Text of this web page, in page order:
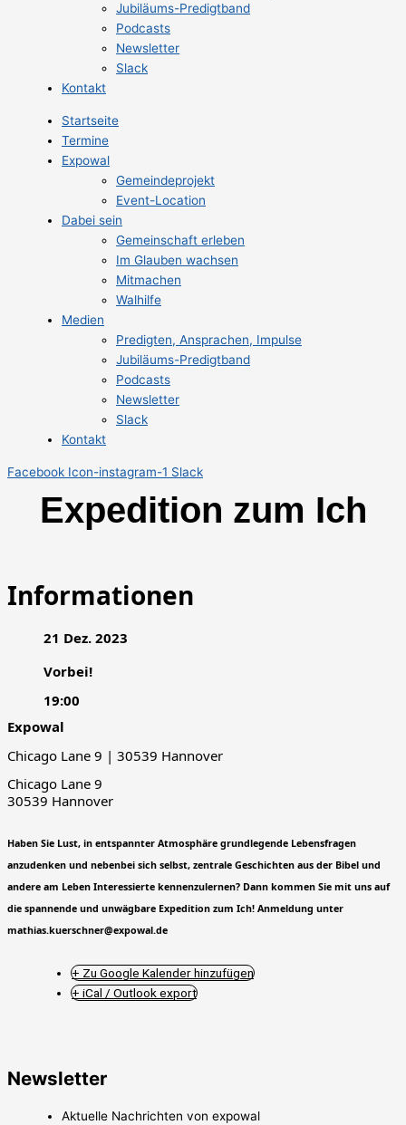
Jubiläums-Predigtband
Podcasts
Newsletter
Slack
Kontakt
Startseite
Termine
Expowal
Gemeindeprojekt
Event-Location
Dabei sein
Gemeinschaft erleben
Im Glauben wachsen
Mitmachen
Walhilfe
Medien
Predigten, Ansprachen, Impulse
Jubiläums-Predigtband
Podcasts
Newsletter
Slack
Kontakt
Facebook Icon-instagram-1 Slack
Expedition zum Ich
Informationen
21 Dez. 2023
Vorbei!
19:00
Expowal
Chicago Lane 9 | 30539 Hannover
Chicago Lane 9
30539 Hannover
Haben Sie Lust, in entspannter Atmosphäre grundlegende Lebensfragen
anzudenken und nebenbei sich selbst, zentrale Geschichten aus der Bibel und
andere am Leben Interessierte kennenzulernen? Dann kommen Sie mit uns auf
die spannende und unwägbare Expedition zum Ich! Anmeldung unter
mathias.kuerschner@expowal.de
+ Zu Google Kalender hinzufügen
+ iCal / Outlook export
Newsletter
Aktuelle Nachrichten von expowal